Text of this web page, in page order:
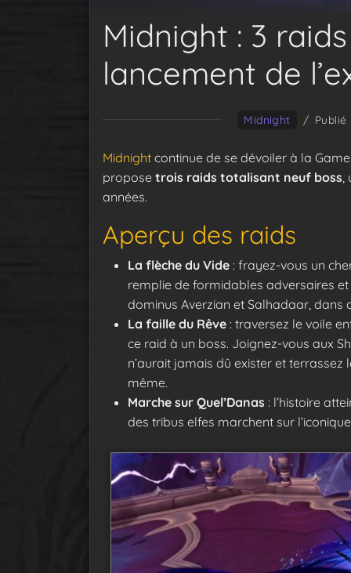
Midnight : 3
lancement de
Midnight / Publié
Midnight continue de se dévoiler à la
propose trois raids totalisant neuf boss
années.
Aperçu des raids
La flèche du Vide : frayez-vous un
remplie de formidables adversaires
dominus Averzian et Salhadaar, dans
La faille du Rêve : traversez le voile
ce raid à un boss. Joignez-vous aux
n’aurait jamais dû exister et
même.
Marche sur Quel’Danas : l’histoire
des tribus elfes marchent sur